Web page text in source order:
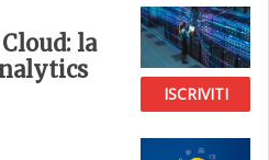
la
ISCRIVITI